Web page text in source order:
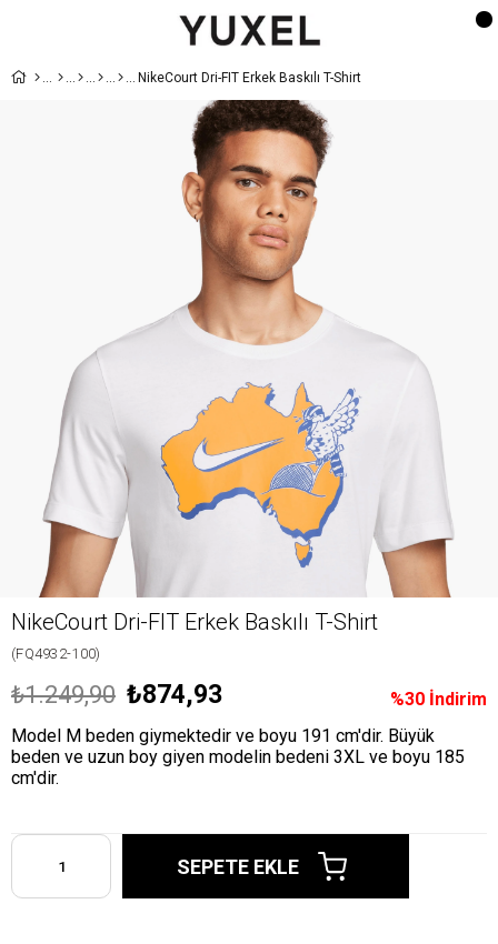
NikeCourt Dri-FIT Erkek Baskılı T-Shirt
NikeCourt Dri-FIT Erkek Baskılı T-Shirt
(FQ4932-100)
%30 İndirim
₺1.249,90 ₺874,93
Model M beden giymektedir ve boyu 191 cm'dir. Büyük
beden ve uzun boy giyen modelin bedeni 3XL ve boyu 185
cm'dir.